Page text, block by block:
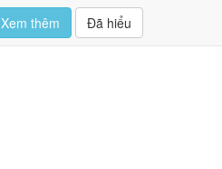
Xem thêm Đã hiểu